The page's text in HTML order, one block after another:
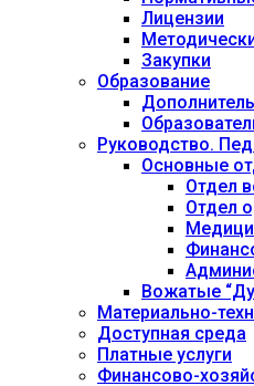
Лицензии
Закупки
Образование
Руководство.
Основные
Отдел
Отдел
Вожатые
Материально-
Доступная среда
Платные услуги
Финансово-